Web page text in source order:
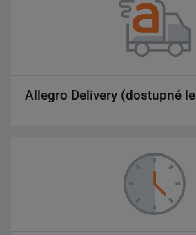
Allegro Delivery (dostupné